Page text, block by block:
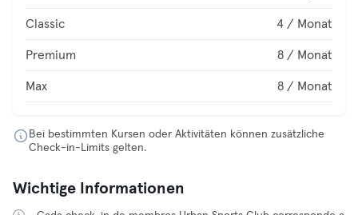
Classic 4 / Monat
Premium 8 / Monat
Max 8 / Monat
Bei bestimmten Kursen oder Aktivitäten können zusätzliche
Check-in-Limits gelten.
Wichtige Informationen